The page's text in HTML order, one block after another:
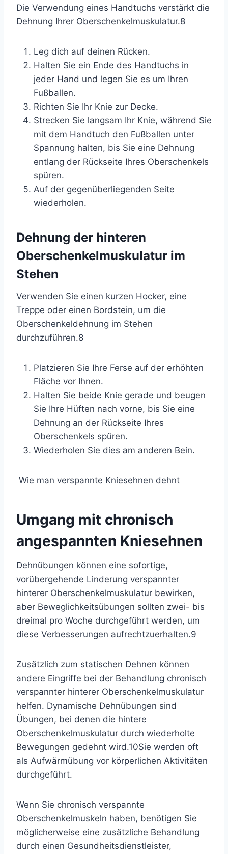
Die Verwendung eines Handtuchs verstärkt die
Dehnung Ihrer Oberschenkelmuskulatur.8
Leg dich auf deinen Rücken.
Halten Sie ein Ende des Handtuchs in
jeder Hand und legen Sie es um Ihren
Fußballen.
Richten Sie Ihr Knie zur Decke.
Strecken Sie langsam Ihr Knie, während Sie
mit dem Handtuch den Fußballen unter
Spannung halten, bis Sie eine Dehnung
entlang der Rückseite Ihres Oberschenkels
spüren.
Auf der gegenüberliegenden Seite
wiederholen.
Dehnung der hinteren
Oberschenkelmuskulatur im
Stehen
Verwenden Sie einen kurzen Hocker, eine
Treppe oder einen Bordstein, um die
Oberschenkeldehnung im Stehen
durchzuführen.8
Platzieren Sie Ihre Ferse auf der erhöhten
Fläche vor Ihnen.
Halten Sie beide Knie gerade und beugen
Sie Ihre Hüften nach vorne, bis Sie eine
Dehnung an der Rückseite Ihres
Oberschenkels spüren.
Wiederholen Sie dies am anderen Bein.
Wie man verspannte Kniesehnen dehnt
Umgang mit chronisch
angespannten Kniesehnen
Dehnübungen können eine sofortige,
vorübergehende Linderung verspannter
hinterer Oberschenkelmuskulatur bewirken,
aber Beweglichkeitsübungen sollten zwei- bis
dreimal pro Woche durchgeführt werden, um
diese Verbesserungen aufrechtzuerhalten.9
Zusätzlich zum statischen Dehnen können
andere Eingriffe bei der Behandlung chronisch
verspannter hinterer Oberschenkelmuskulatur
helfen. Dynamische Dehnübungen sind
Übungen, bei denen die hintere
Oberschenkelmuskulatur durch wiederholte
Bewegungen gedehnt wird.10Sie werden oft
als Aufwärmübung vor körperlichen Aktivitäten
durchgeführt.
Wenn Sie chronisch verspannte
Oberschenkelmuskeln haben, benötigen Sie
möglicherweise eine zusätzliche Behandlung
durch einen Gesundheitsdienstleister,